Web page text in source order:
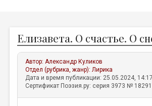
ЖАНРЫ
АВТОРЫ
КОММЕНТАРИИ
ЛИТСАЛОН
Елизавета. О счастье. О
Автор:Александр Куликов
Отдел (рубрика, жанр):Лирика
Дата и время публикации: 25.05.2024,
Сертификат Поэзия.ру: серия 3973 №